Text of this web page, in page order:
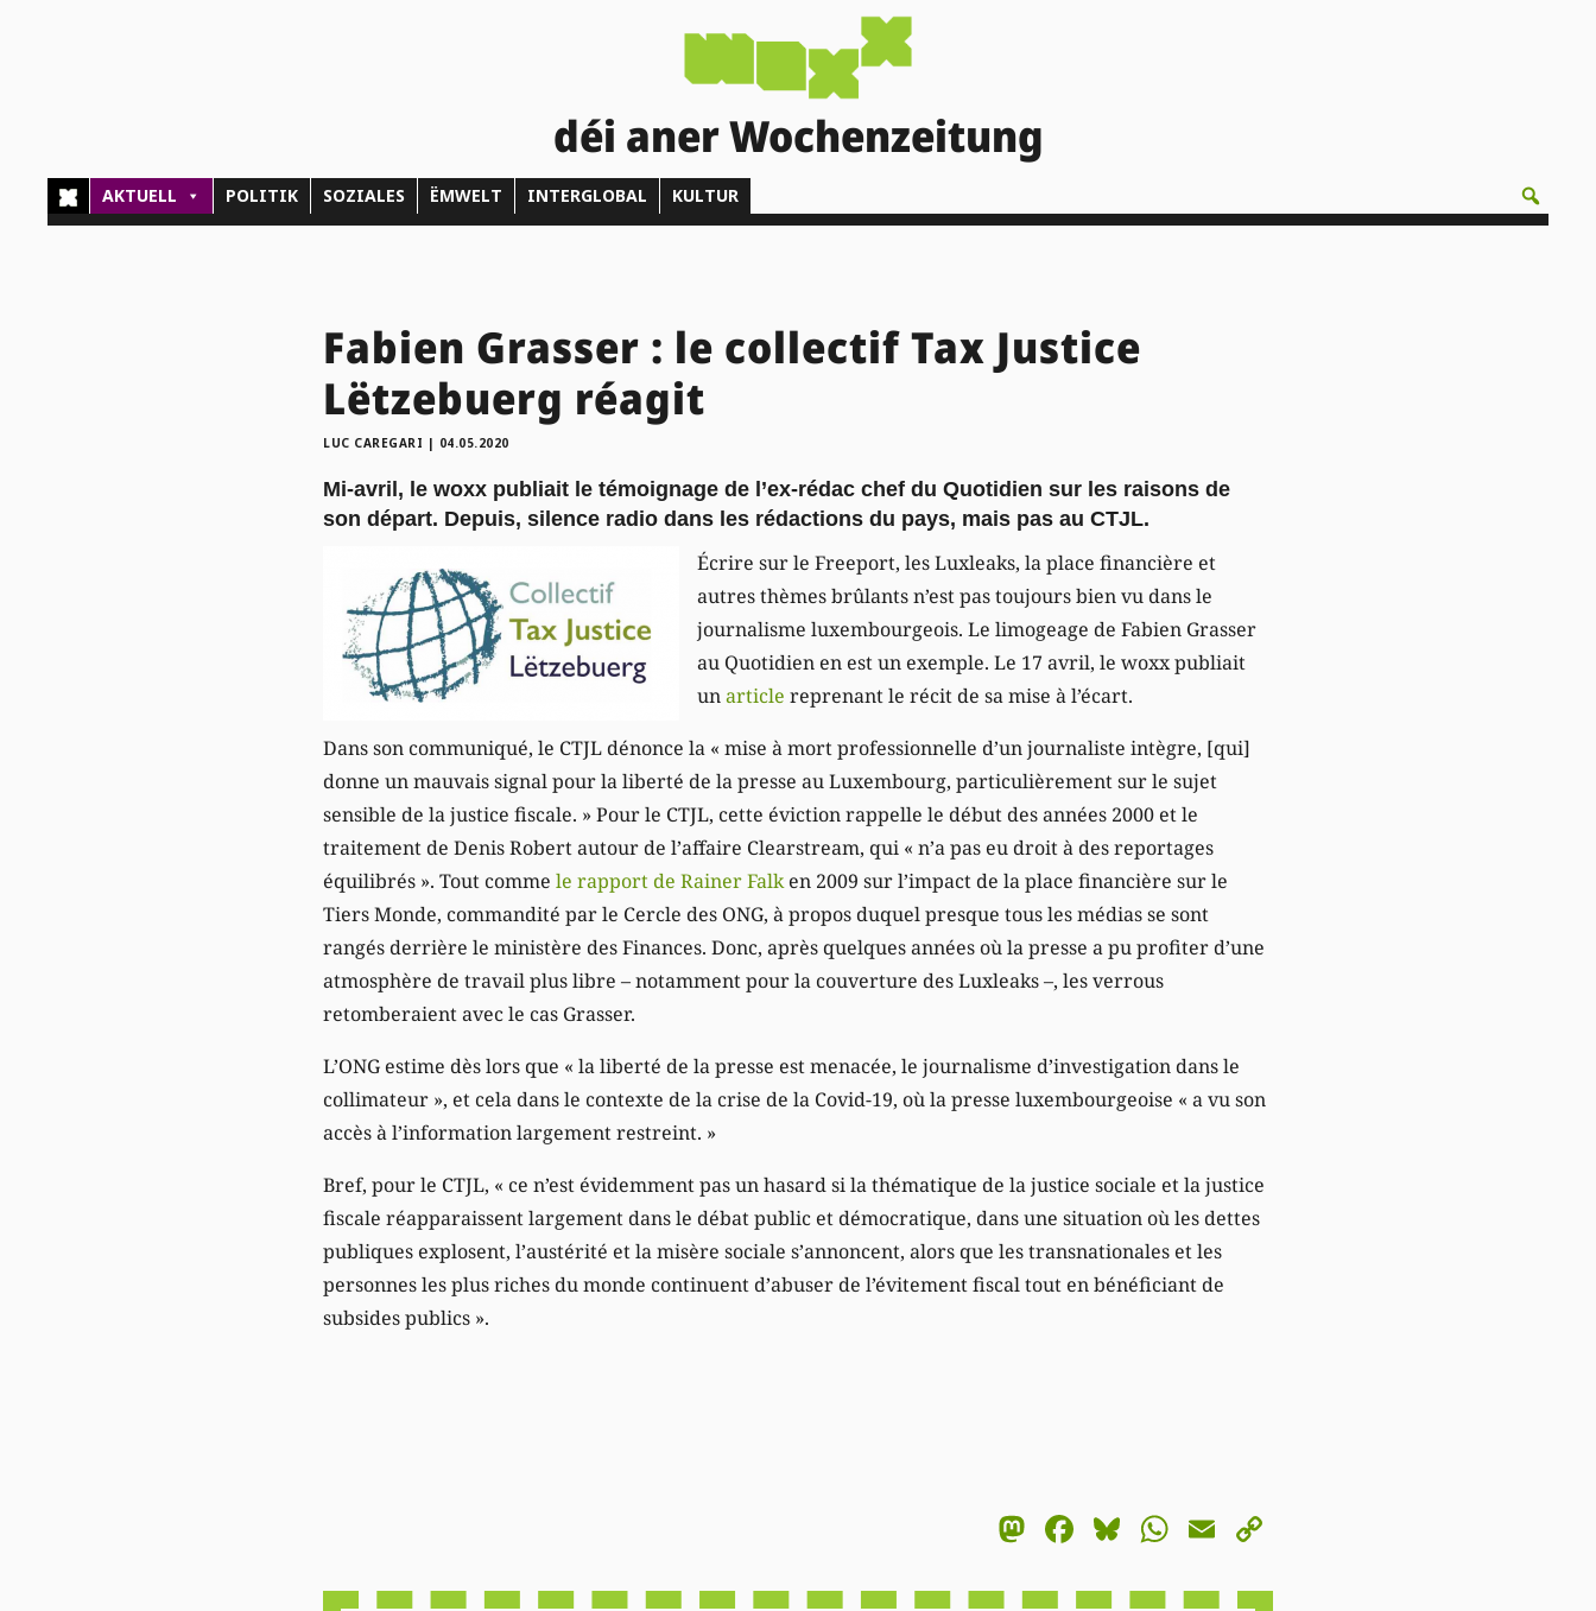
déi aner Wochenzeitung
AKTUELL POLITIK SOZIALES ËMWELT INTERGLOBAL KULTUR
Fabien Grasser : le collectif Tax Justice
Lëtzebuerg réagit
LUC CAREGARI | 04.05.2020
Mi-avril, le woxx publiait le témoignage de l’ex-rédac chef du Quotidien sur les raisons de
son départ. Depuis, silence radio dans les rédactions du pays, mais pas au CTJL.
Écrire sur le Freeport, les Luxleaks, la place financière et
autres thèmes brûlants n’est pas toujours bien vu dans le
journalisme luxembourgeois. Le limogeage de Fabien Grasser
au Quotidien en est un exemple. Le 17 avril, le woxx publiait
unarticle reprenant le récit de sa mise à l’écart.
Dans son communiqué, le CTJL dénonce la « mise à mort professionnelle d’un journaliste intègre, [qui]
donne un mauvais signal pour la liberté de la presse au Luxembourg, particulièrement sur le sujet
sensible de la justice fiscale. » Pour le CTJL, cette éviction rappelle le début des années 2000 et le
traitement de Denis Robert autour de l’affaire Clearstream, qui « n’a pas eu droit à des reportages
équilibrés ». Tout comme le rapport de Rainer Falken 2009 sur l’impact de la place financière sur le
Tiers Monde, commandité par le Cercle des ONG, à propos duquel presque tous les médias se sont
rangés derrière le ministère des Finances. Donc, après quelques années où la presse a pu profiter d’une
atmosphère de travail plus libre – notamment pour la couverture des Luxleaks –, les verrous
retomberaient avec le cas Grasser.
L’ONG estime dès lors que « la liberté de la presse est menacée, le journalisme d’investigation dans le
collimateur », et cela dans le contexte de la crise de la Covid-19, où la presse luxembourgeoise « a vu son
accès à l’information largement restreint. »
Bref, pour le CTJL, « ce n’est évidemment pas un hasard si la thématique de la justice sociale et la justice
fiscale réapparaissent largement dans le débat public et démocratique, dans une situation où les dettes
publiques explosent, l’austérité et la misère sociale s’annoncent, alors que les transnationales et les
personnes les plus riches du monde continuent d’abuser de l’évitement fiscal tout en bénéficiant de
subsides publics ».
Mastodon
Facebook
Bluesky
WhatsApp
Email